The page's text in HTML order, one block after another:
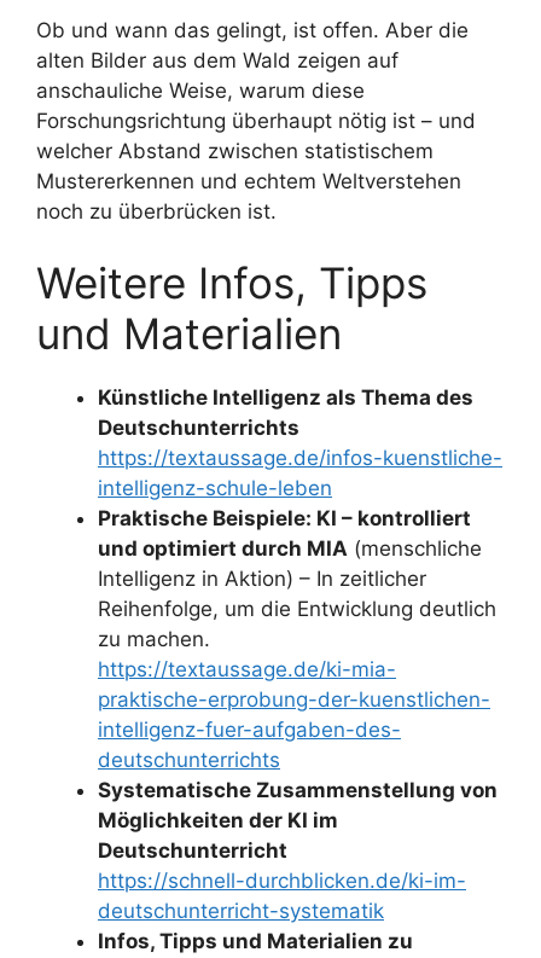
Ob und wann das gelingt, ist offen. Aber die
alten Bilder aus dem Wald zeigen auf
anschauliche Weise, warum diese
Forschungsrichtung überhaupt nötig ist – und
welcher Abstand zwischen statistischem
Mustererkennen und echtem Weltverstehen
noch zu überbrücken ist.
Weitere Infos, Tipps
und Materialien
Künstliche Intelligenz als Thema des
Deutschunterrichts
https://textaussage.de/infos-kuenstliche-
intelligenz-schule-leben
Praktische Beispiele: KI – kontrolliert
und optimiert durch MIA (menschliche
Intelligenz in Aktion) – In zeitlicher
Reihenfolge, um die Entwicklung deutlich
zu machen.
https://textaussage.de/ki-mia-
praktische-erprobung-der-kuenstlichen-
intelligenz-fuer-aufgaben-des-
deutschunterrichts
Systematische Zusammenstellung von
Möglichkeiten der KI im
Deutschunterricht
https://schnell-durchblicken.de/ki-im-
deutschunterricht-systematik
Infos, Tipps und Materialien zu